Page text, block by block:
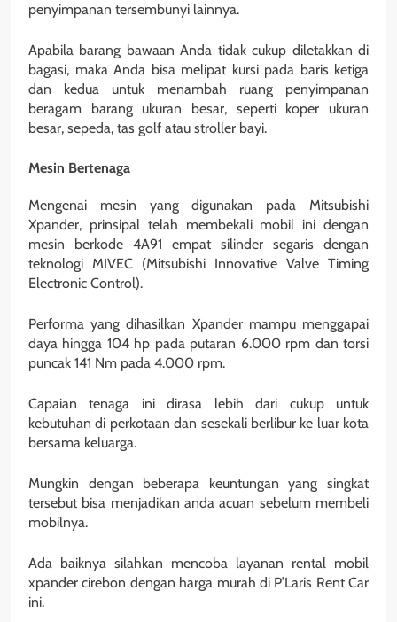
penyimpanan tersembunyi lainnya.
Apabila barang bawaan Anda tidak cukup diletakkan di
bagasi, maka Anda bisa melipat kursi pada baris ketiga
dan kedua untuk menambah ruang penyimpanan
beragam barang ukuran besar, seperti koper ukuran
besar, sepeda, tas golf atau stroller bayi.
Mesin Bertenaga
Mengenai mesin yang digunakan pada Mitsubishi
Xpander, prinsipal telah membekali mobil ini dengan
mesin berkode 4A91 empat silinder segaris dengan
teknologi MIVEC (Mitsubishi Innovative Valve Timing
Electronic Control).
Performa yang dihasilkan Xpander mampu menggapai
daya hingga 104 hp pada putaran 6.000 rpm dan torsi
puncak 141 Nm pada 4.000 rpm.
Capaian tenaga ini dirasa lebih dari cukup untuk
kebutuhan di perkotaan dan sesekali berlibur ke luar kota
bersama keluarga.
Mungkin dengan beberapa keuntungan yang singkat
tersebut bisa menjadikan anda acuan sebelum membeli
mobilnya.
Ada baiknya silahkan mencoba layanan rental mobil
xpander cirebon dengan harga murah di P’Laris Rent Car
ini.